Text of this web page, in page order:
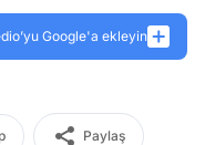
Google'a ekleyin
Paylaş